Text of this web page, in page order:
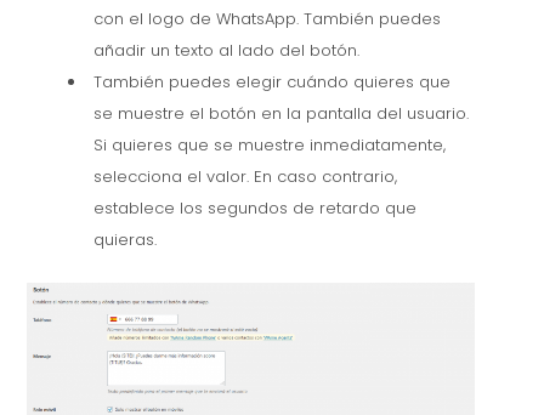
con el logo de WhatsApp. También puedes
añadir un texto al lado del botón.
También puedes elegir cuándo quieres que
se muestre el botón en la pantalla del usuario.
Si quieres que se muestre inmediatamente,
selecciona el valor. En caso contrario,
establece los segundos de retardo que
quieras.